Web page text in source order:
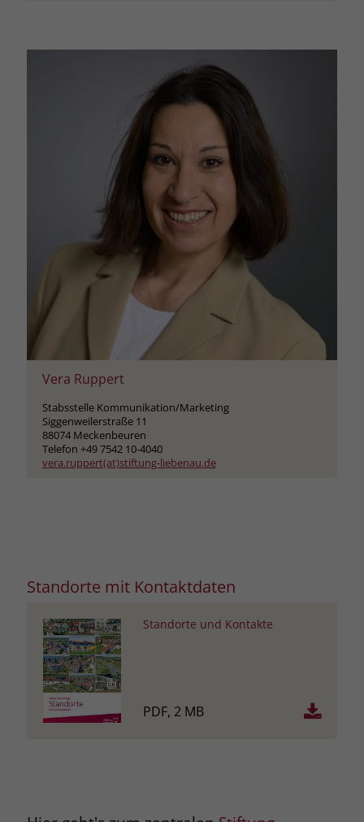
Vera Ruppert
Stabsstelle Kommunikation/Marketing
Siggenweilerstraße 11
88074 Meckenbeuren
Telefon +49 7542 10-4040
vera.ruppert(at)stiftung-liebenau.de
Standorte mit Kontaktdaten
Standorte und Kontakte
PDF, 2 MB